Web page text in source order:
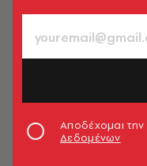
Αποδέχομαι την
Δεδομένων